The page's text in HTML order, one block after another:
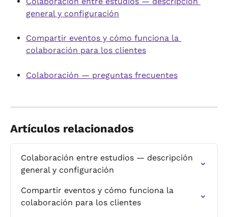
general y configuración
Compartir eventos y cómo funciona la
colaboración para los clientes
Colaboración — preguntas frecuentes
Artículos relacionados
Colaboración entre estudios — descripción
general y configuración
Compartir eventos y cómo funciona la
colaboración para los clientes